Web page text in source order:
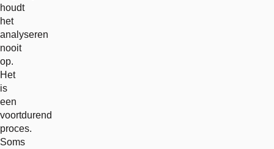
houdt
het
analyseren
nooit
op.
Het
is
een
voortdurend
proces.
Soms